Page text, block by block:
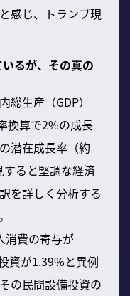
感じ、トランプ現
るが、その真の
生産（GDP）
換算で2%の成長
潜在成長率（約
ると堅調な経済
を詳しく分析する
消費の寄与が
資が1.39%と異例
の民間設備投資の